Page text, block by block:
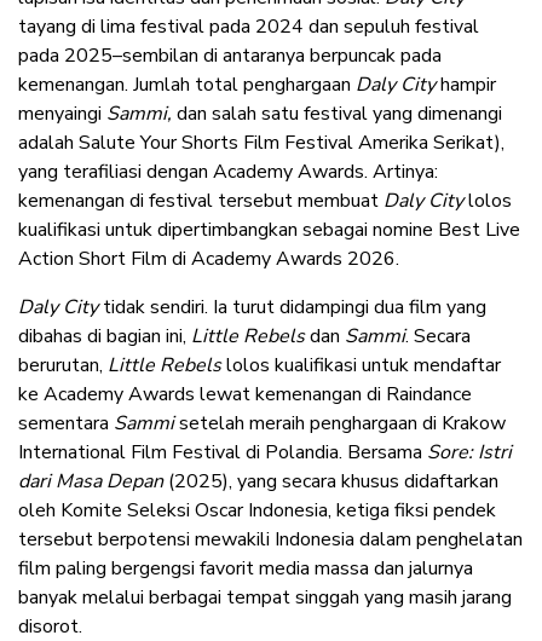
tayang di lima festival pada 2024 dan sepuluh festival
pada 2025–sembilan di antaranya berpuncak pada
kemenangan. Jumlah total penghargaan Daly Cityhampir
menyaingi Sammi, dan salah satu festival yang dimenangi
adalah Salute Your Shorts Film Festival Amerika Serikat),
yang terafiliasi dengan Academy Awards. Artinya:
kemenangan di festival tersebut membuat Daly Citylolos
kualifikasi untuk dipertimbangkan sebagai nomine Best Live
Action Short Film di Academy Awards 2026.
Daly Citytidak sendiri. Ia turut didampingi dua film yang
dibahas di bagian ini, Little Rebelsdan Sammi. Secara
berurutan, Little Rebelslolos kualifikasi untuk mendaftar
ke Academy Awards lewat kemenangan di Raindance
sementara Sammisetelah meraih penghargaan di Krakow
International Film Festival di Polandia. Bersama Sore: Istri
dari Masa Depan(2025), yang secara khusus didaftarkan
oleh Komite Seleksi Oscar Indonesia, ketiga fiksi pendek
tersebut berpotensi mewakili Indonesia dalam penghelatan
film paling bergengsi favorit media massa dan jalurnya
banyak melalui berbagai tempat singgah yang masih jarang
disorot.